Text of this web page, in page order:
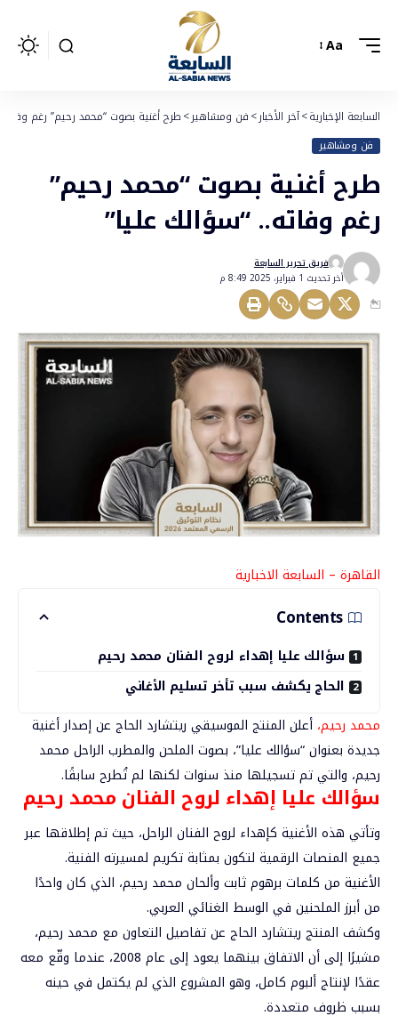
Aa
السابعة الإخبارية>آخر الأخبار>فن ومشاهير>طرح أغنية بصوت “محمد رحيم” رغم
فن ومشاهير
طرح أغنية بصوت “محمد رحيم”
رغم وفاته.. “سؤالك عليا”
أخر تحديث 1 فبراير، 2025 8:49 م
فريق تحرير السابعة
القاهرة – السابعة الاخبارية
Contents
سؤالك عليا إهداء لروح الفنان محمد رحيم
الحاج يكشف سبب تأخر تسليم الأغاني
محمد رحيم، أعلن المنتج الموسيقي ريتشارد الحاج عن إصدار أغنية
جديدة بعنوان “سؤالك عليا”، بصوت الملحن والمطرب الراحل محمد
رحيم، والتي تم تسجيلها منذ سنوات لكنها لم تُطرح سابقًا.
سؤالك عليا إهداء لروح الفنان محمد رحيم
وتأتي هذه الأغنية كإهداء لروح الفنان الراحل، حيث تم إطلاقها عبر
جميع المنصات الرقمية لتكون بمثابة تكريم لمسيرته الفنية.
الأغنية من كلمات برهوم ثابت وألحان محمد رحيم، الذي كان واحدًا
من أبرز الملحنين في الوسط الغنائي العربي.
وكشف المنتج ريتشارد الحاج عن تفاصيل التعاون مع محمد رحيم،
مشيرًا إلى أن الاتفاق بينهما يعود إلى عام 2008، عندما وقّع معه
عقدًا لإنتاج ألبوم كامل، وهو المشروع الذي لم يكتمل في حينه
بسبب ظروف متعددة.